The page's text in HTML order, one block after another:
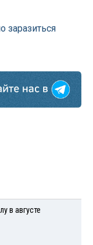
заразиться
в августе